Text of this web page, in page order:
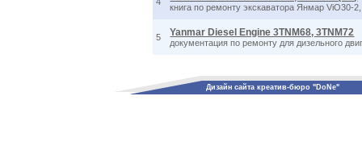
книга по ремонту экскаватора Янмар ViO30-
5 Yanmar Diesel Engine 3TNM68, 3TNM72
документация по ремонту для дизельного
Дизайн сайта креатив-бюро "DoNe"